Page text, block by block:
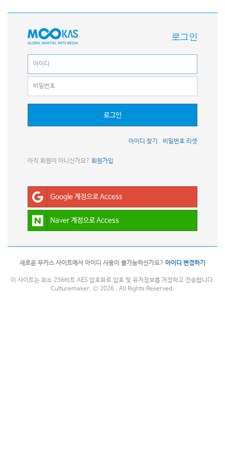
로그인
로그인
비밀번호 리셋
아이디 찾기
아직 회원이 아니신가요? 회원가입
Google 계정으로 Access
Naver 계정으로 Access
새로운 무카스 사이트에서 아이디 사용이 불가능하신가요? 아이디 변경하기
이 사이트는 최소 256비트 AES 암호화로 암호 및 유저정보를 저장하고 전송합니다.
Culturemaker. © 2026 . All Rights Reserved.